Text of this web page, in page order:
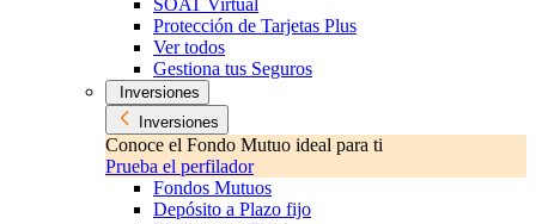
SOAT Virtual
Protección de Tarjetas Plus
Ver todos
Gestiona tus Seguros
Inversiones
Inversiones
Conoce el Fondo Mutuo ideal para ti
Prueba el perfilador
Fondos Mutuos
Depósito a Plazo fijo